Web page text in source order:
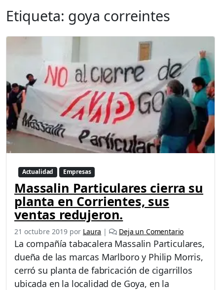
Etiqueta: goya correintes
Actualidad Empresas
Massalin Particulares cierra su
planta en Corrientes, sus
ventas redujeron.
21 octubre 2019 por Laura | Deja un Comentario
La compañía tabacalera Massalin Particulares,
dueña de las marcas Marlboro y Philip Morris,
cerró su planta de fabricación de cigarrillos
ubicada en la localidad de Goya, en la